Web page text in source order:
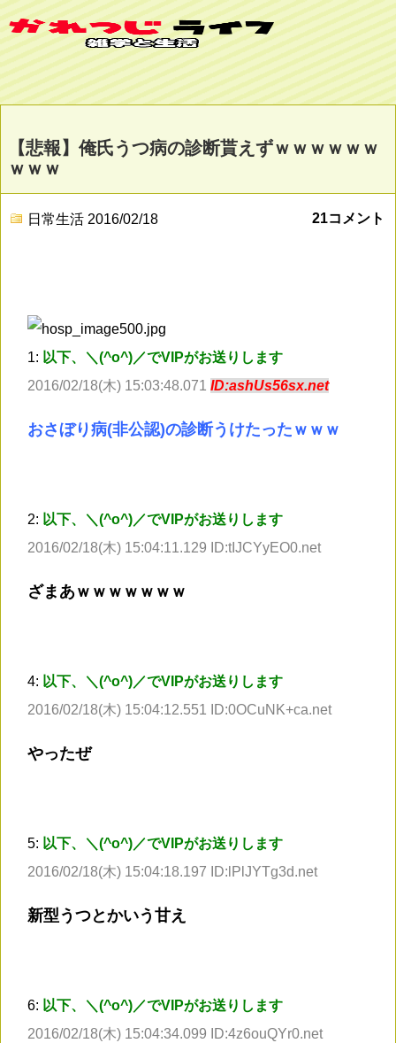
【悲報】俺氏うつ病の診断貰えずｗｗｗｗｗｗ
ｗｗｗ
日常生活 2016/02/18 21コメント
1: 以下、＼(^o^)／でVIPがお送りします
2016/02/18(木) 15:03:48.071 ID:ashUs56sx.net
おさぼり病(非公認)の診断うけたったｗｗｗ
2: 以下、＼(^o^)／でVIPがお送りします
2016/02/18(木) 15:04:11.129 ID:tIJCYyEO0.net
ざまあｗｗｗｗｗｗｗ
4: 以下、＼(^o^)／でVIPがお送りします
2016/02/18(木) 15:04:12.551 ID:0OCuNK+ca.net
やったぜ
5: 以下、＼(^o^)／でVIPがお送りします
2016/02/18(木) 15:04:18.197 ID:lPlJYTg3d.net
新型うつとかいう甘え
6: 以下、＼(^o^)／でVIPがお送りします
2016/02/18(木) 15:04:34.099 ID:4z6ouQYr0.net